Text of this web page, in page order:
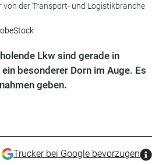
von der Transport- und Logistikbranche
Lkw sind gerade in
besonderer Dorn im Auge. Es
geben.
Trucker bei Google bevorzugen